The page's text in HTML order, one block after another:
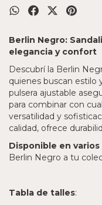
Berlin Negro:
elegancia y confort
Descubrí la Berlin
quienes buscan estilo
pulsera ajustable
para combinar con
versatilidad y
calidad, ofrece
Disponible en
Berlin Negro a tu
Tabla de talles: